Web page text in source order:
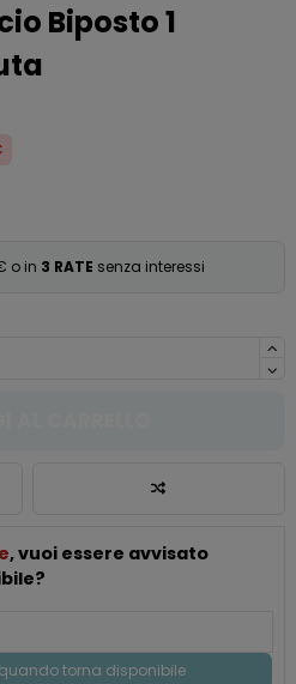
Biposto 1
o in 3 RATE senza interessi
, vuoi essere avvisato